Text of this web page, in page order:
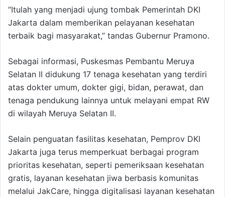
“Itulah yang menjadi ujung tombak Pemerintah DKI
Jakarta dalam memberikan pelayanan kesehatan
terbaik bagi masyarakat,” tandas Gubernur Pramono.
Sebagai informasi, Puskesmas Pembantu Meruya
Selatan II didukung 17 tenaga kesehatan yang terdiri
atas dokter umum, dokter gigi, bidan, perawat, dan
tenaga pendukung lainnya untuk melayani empat RW
di wilayah Meruya Selatan II.
Selain penguatan fasilitas kesehatan, Pemprov DKI
Jakarta juga terus memperkuat berbagai program
prioritas kesehatan, seperti pemeriksaan kesehatan
gratis, layanan kesehatan jiwa berbasis komunitas
melalui JakCare, hingga digitalisasi layanan kesehatan